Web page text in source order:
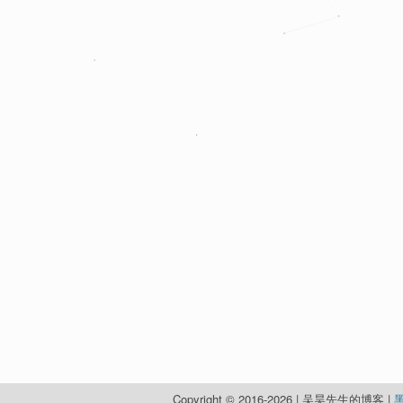
Copyright © 2016-2026 | 吴昊先生的博客 |